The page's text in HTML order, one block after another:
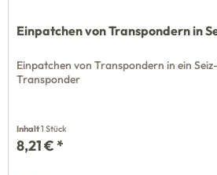
Einpatchen von Transpondern in
Einpatchen von Transpondern in ein
Transponder
Inhalt1 Stück
8,21 € *